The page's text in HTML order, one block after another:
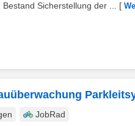
Sicherstellung der ...
[
JobRad